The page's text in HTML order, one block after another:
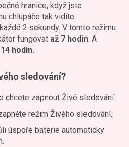
hranice, když jste
chlupáče tak vidíte
2 sekundy. V tomto režimu
fungovat až 7 hodin. A
hodin.
sledování?
chcete zapnout Živé sledování.
režim Živého sledování.
úspoře baterie automaticky